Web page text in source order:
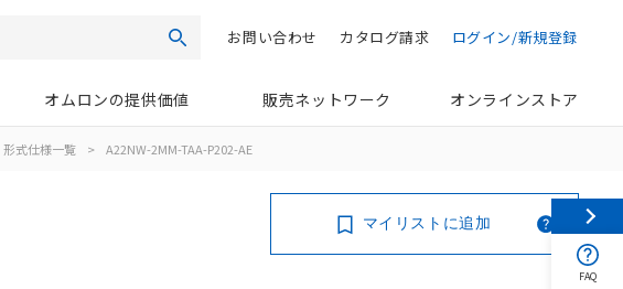
検索 ログイン/新規登録
カタログ請求
お問い合わせ
オムロンの提供価値 販売ネットワーク オンラインストア
形式仕様一覧 > A22NW-2MM-TAA-P202-AE
マイリストに追加
FAQ